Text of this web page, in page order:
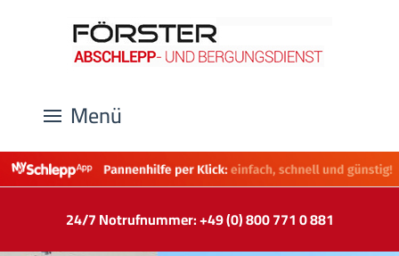
Menü
24/7 Notrufnummer: +49 (0) 800 771 0 881